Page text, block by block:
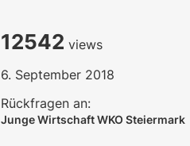
12542 views
6. September 2018
Rückfragen an:
Junge Wirtschaft WKO Steiermark